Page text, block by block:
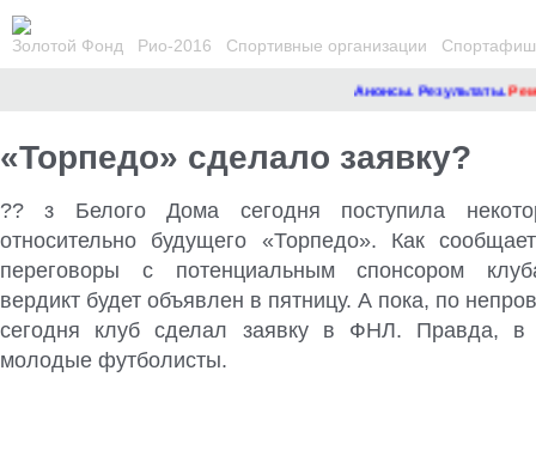
Золотой Фонд Рио-2016 Спортивные организации
Анонсы. Результаты.
«Торпедо» сделало заявку?
?? з Белого Дома сегодня поступила
относительно будущего «Торпедо». Как
переговоры с потенциальным спонсором
вердикт будет объявлен в пятницу. А пока, по
сегодня клуб сделал заявку в ФНЛ. Правда, в
молодые футболисты.